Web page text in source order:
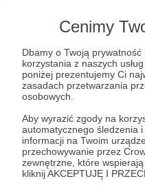
Cenimy
Dbamy o Twoją
korzystania z naszych
poniżej prezentujemy Ci
zasadach przetwarzania
osobowych.
Aby wyrazić zgody na
automatycznego śledzenia
informacji na Twoim
przechowywanie przez
zewnętrzne, które
kliknij AKCEPTUJĘ I
Patroni: 0
100 zł
Miles Davis
"Sooooooo what?"
Wow! Bardzo dziękuję